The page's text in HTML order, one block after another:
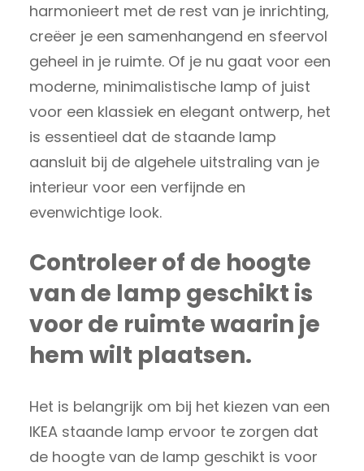
harmonieert met de rest van je inrichting,
creëer je een samenhangend en sfeervol
geheel in je ruimte. Of je nu gaat voor een
moderne, minimalistische lamp of juist
voor een klassiek en elegant ontwerp, het
is essentieel dat de staande lamp
aansluit bij de algehele uitstraling van je
interieur voor een verfijnde en
evenwichtige look.
Controleer of de hoogte
van de lamp geschikt is
voor de ruimte waarin je
hem wilt plaatsen.
Het is belangrijk om bij het kiezen van een
IKEA staande lamp ervoor te zorgen dat
de hoogte van de lamp geschikt is voor